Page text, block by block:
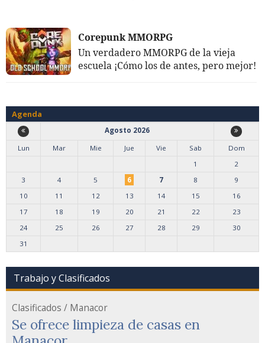
Corepunk MMORPG
Un verdadero MMORPG de la vieja
escuela ¡Cómo los de antes, pero mejor!
Agenda
Agosto 2026
Lun
Mar Mie Jue Vie Sab
Dom
1
2
3
4 5 6 7 8
9
10
11 12 13 14 15
16
17
18 19 20 21 22
23
24
25 26 27 28 29
30
31
Trabajo y Clasificados
Clasificados / Manacor
Se ofrece limpieza de casas en